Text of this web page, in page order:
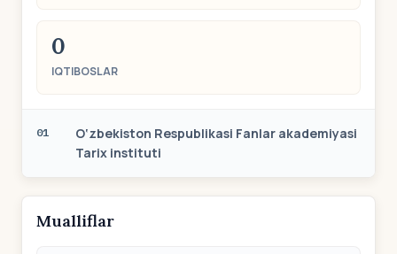
0
IQTIBOSLAR
01
O‘zbekiston Respublikasi Fanlar akademiyasi
Tarix instituti
Mualliflar